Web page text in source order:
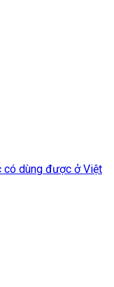
có dùng được ở Việt